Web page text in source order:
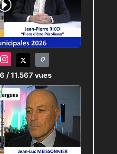
/ 11.567 vues